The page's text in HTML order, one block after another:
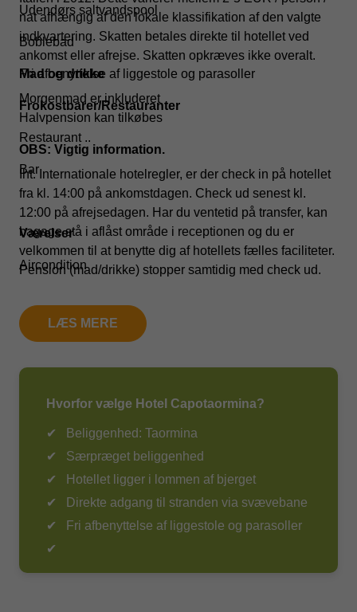
nat afhængig af den lokale klassifikation af den valgte
indkvartering. Skatten betales direkte til hotellet ved
ankomst eller afrejse. Skatten opkræves ikke overalt.
Udendørs saltvandspool
Boblebad
Fri afbenyttelse af liggestole og parasoller
Frokostbarer/Restauranter
Restaurant ..
Bar
Værelser
Aircondition
Wi-Fi
Børn
Babyseng/barneseng tilgængelig ved forespørgelse
Andet
Antal værelser190
Mad og drikke
Morgenmad er inkluderet
Halvpension kan tilkøbes
OBS: Vigtig information.
Iht. Internationale hotelregler, er der check in på hotellet
fra kl. 14:00 på ankomstdagen. Check ud senest kl.
12:00 på afrejsedagen. Har du ventetid på transfer, kan
bagage stå i aflåst område i receptionen og du er
velkommen til at benytte dig af hotellets fælles faciliteter.
Pension (mad/drikke) stopper samtidig med check ud.
udcheckning ” fra værelset, samt forlængelse af
pensionen, såfremt dette er muligt.
LÆS MERE
Hvorfor vælge Hotel Capotaormina?
Beliggenhed: Taormina
Særpræget beliggenhed
Hotellet ligger i lommen af bjerget
Direkte adgang til stranden via svævebane
Fri afbenyttelse af liggestole og parasoller